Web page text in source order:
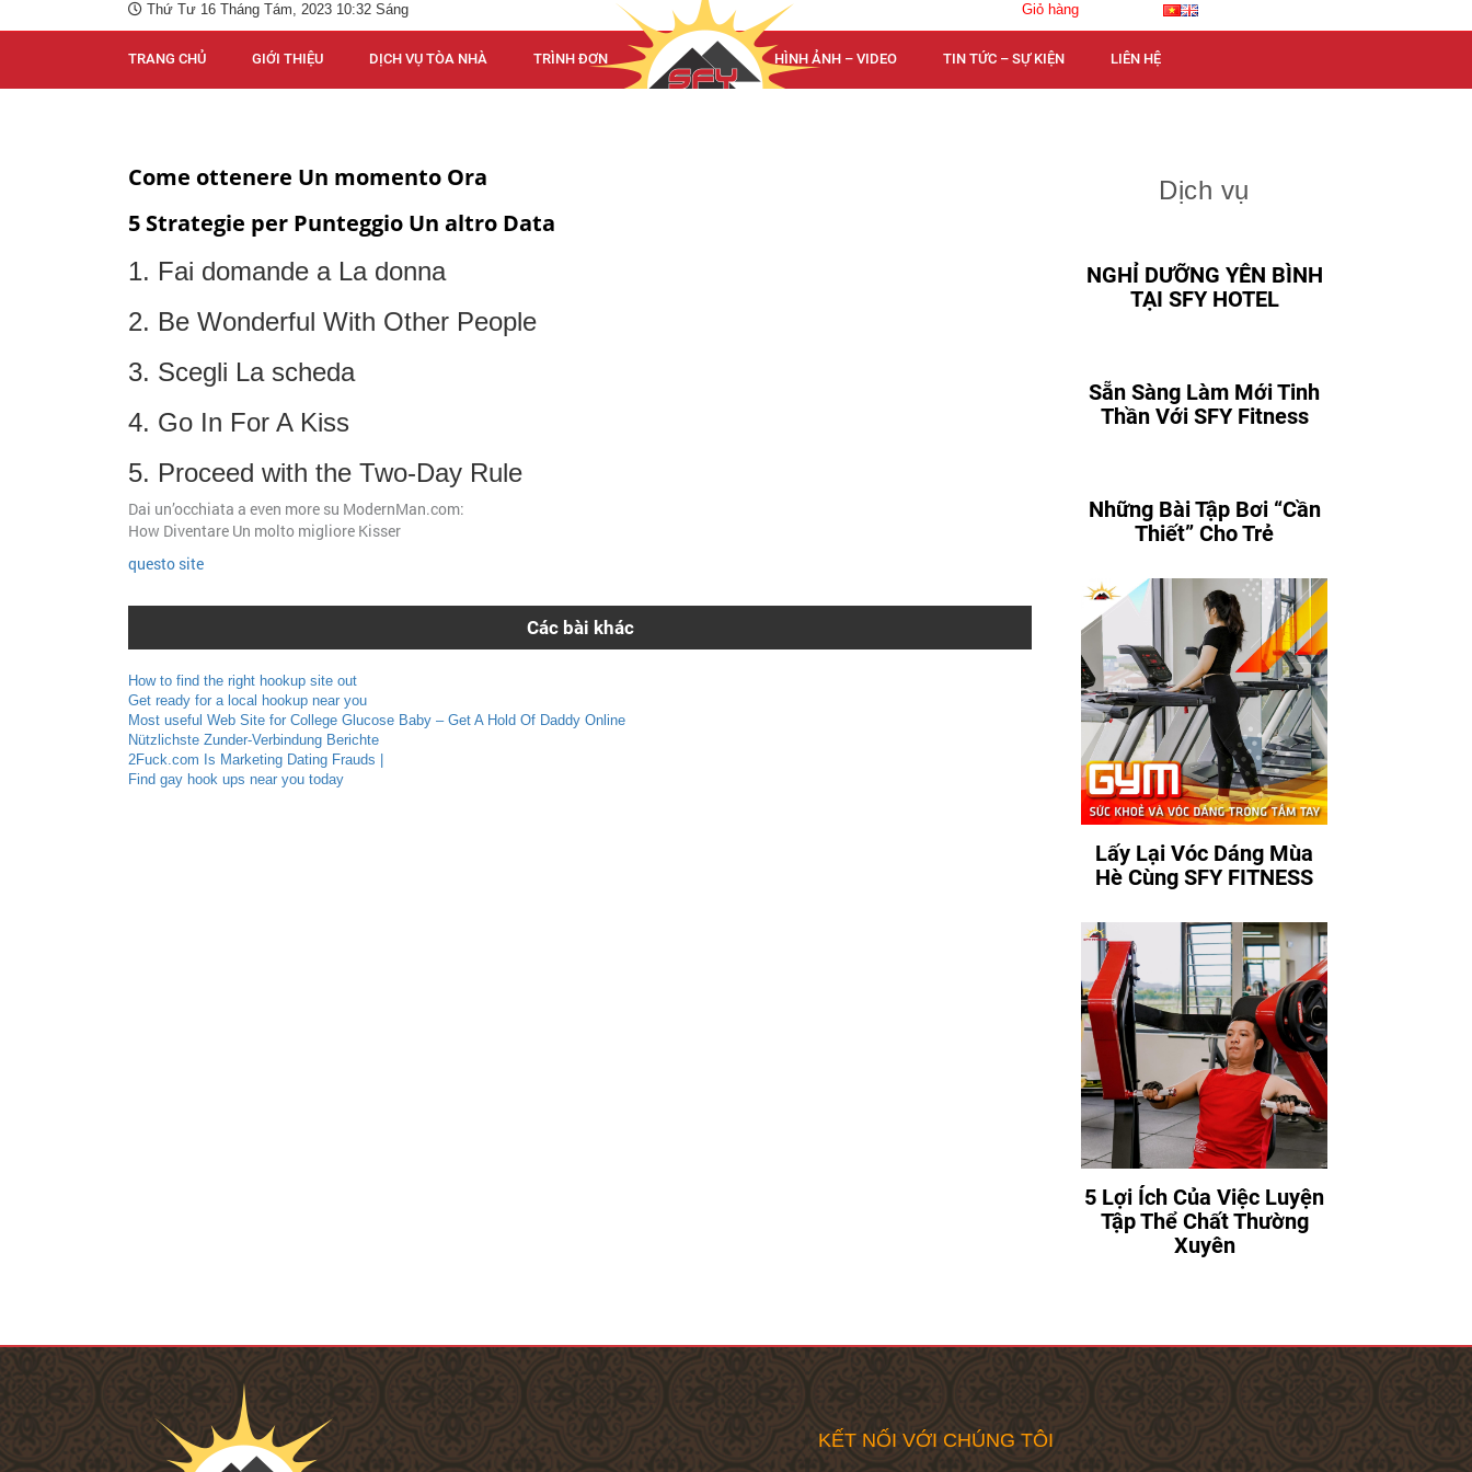
Thứ Tư 16 Tháng Tám, 2023 10:32 Sáng Giỏ hàng
TRANG CHỦ GIỚI THIỆU DỊCH VỤ TÒA NHÀ TRÌNH ĐƠN TRÌNH ĐƠN HÌNH ẢNH – VIDEO TIN TỨC – SỰ KIỆN LIÊN HỆ
Come ottenere Un momento Ora
5 Strategie per Punteggio Un altro Data
1. Fai domande a La donna
2. Be Wonderful With Other People
3. Scegli La scheda
4. Go In For A Kiss
5. Proceed with the Two-Day Rule
Dai un’occhiata a even more su ModernMan.com:
How Diventare Un molto migliore Kisser
questo site
Các bài khác
How to find the right hookup site out
Get ready for a local hookup near you
Most useful Web Site for College Glucose Baby – Get A Hold Of Daddy Online
Nützlichste Zunder-Verbindung Berichte
2Fuck.com Is Marketing Dating Frauds |
Find gay hook ups near you today
Dịch vụ
NGHỈ DƯỠNG YÊN BÌNH
TẠI SFY HOTEL
Sẵn Sàng Làm Mới Tinh
Thần Với SFY Fitness
Những Bài Tập Bơi “Cần
Thiết” Cho Trẻ
Lấy Lại Vóc Dáng Mùa
Hè Cùng SFY FITNESS
5 Lợi Ích Của Việc Luyện
Tập Thể Chất Thường
Xuyên
KẾT NỐI VỚI CHÚNG TÔI